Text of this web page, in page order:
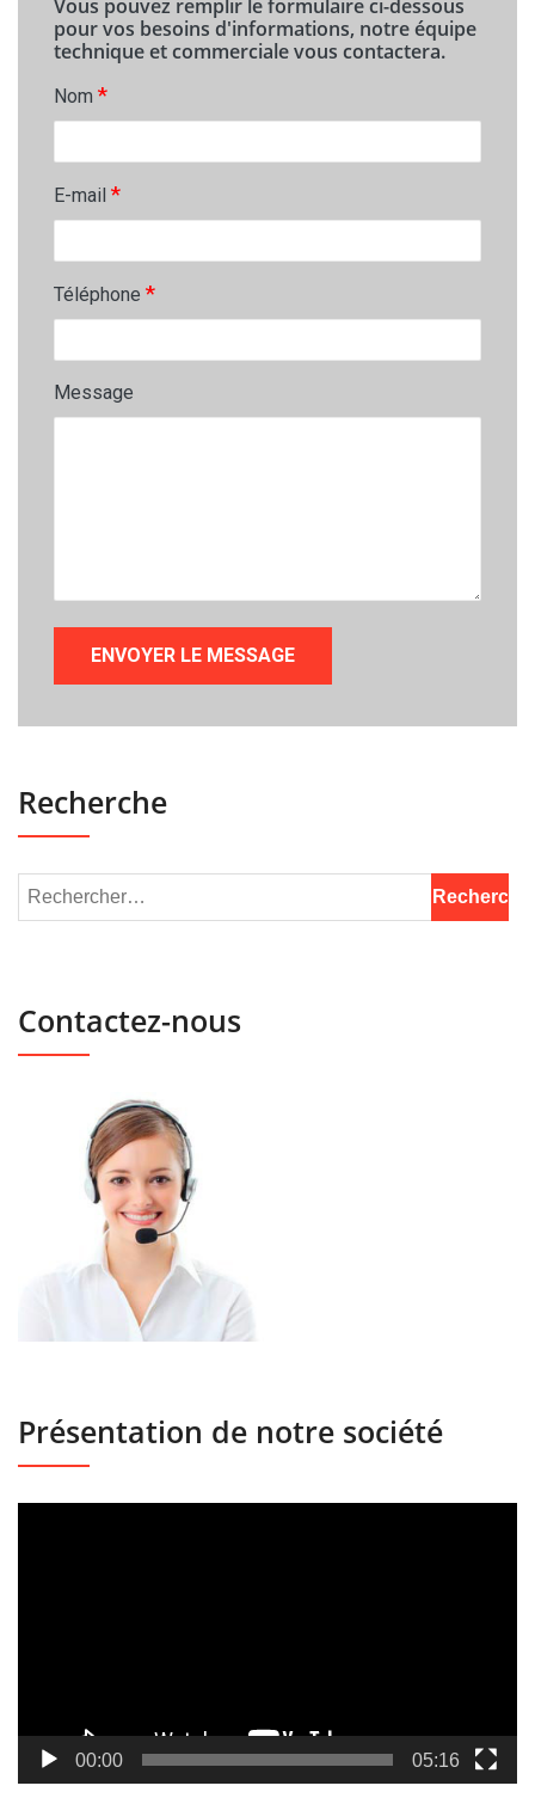
Vous pouvez remplir le formulaire ci-dessous
pour vos besoins d'informations, notre équipe
technique et commerciale vous contactera.
Nom *
E-mail *
Téléphone *
Message
Recherche
Contactez-nous
Présentation de notre société
00:00 05:16